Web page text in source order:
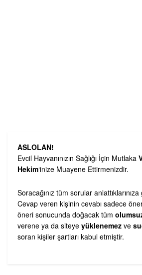
ASLOLAN!
Evcil Hayvanınızın Sağlığı İçin Mutlaka
Hekim‘inize Muayene Ettirmenizdir.
Soracağınız tüm sorular
Cevap veren kişinin cevabı sadece
öneri sonucunda doğacak tüm
verene ya da siteye yüklenemez ve
soran kişiler şartları kabul etmiştir.